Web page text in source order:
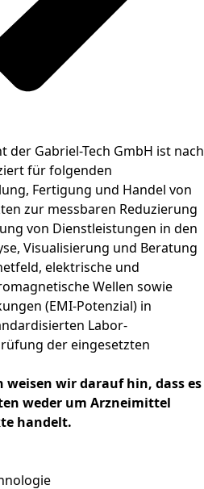
der Gabriel-Tech GmbH ist nach
für folgenden
Fertigung und Handel von
zur messbaren Reduzierung
von Dienstleistungen in den
Visualisierung und Beratung
elektrische und
Wellen sowie
(EMI-Potenzial) in
Labor-
der eingesetzten
wir darauf hin, dass es
weder um Arzneimittel
handelt.